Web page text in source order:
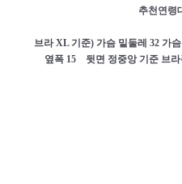
추천연령
브라 XL 기준) 가슴 밑둘레 32 가
옆폭 15 뒷면 정중앙 기준 브